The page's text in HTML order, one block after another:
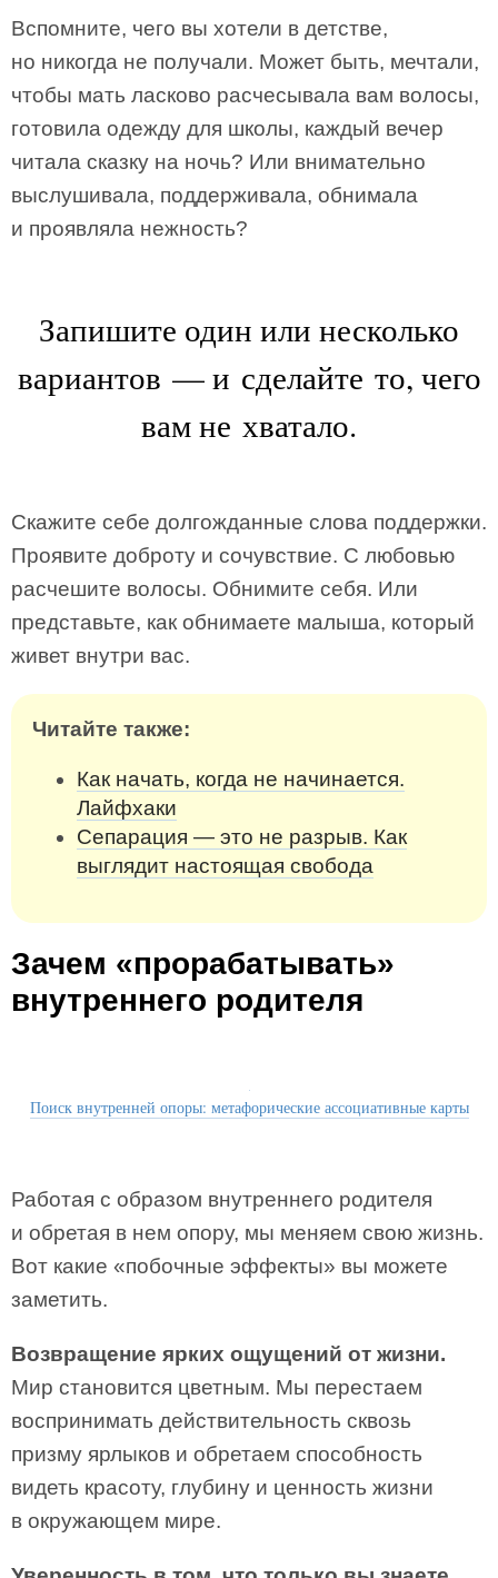
Вспомните, чего вы хотели в детстве,
но никогда не получали. Может быть, мечтали,
чтобы мать ласково расчесывала вам волосы,
готовила одежду для школы, каждый вечер
читала сказку на ночь? Или внимательно
выслушивала, поддерживала, обнимала
и проявляла нежность?
Запишите один или несколько
вариантов — и сделайте то, чего
вам не хватало.
Скажите себе долгожданные слова поддержки.
Проявите доброту и сочувствие. С любовью
расчешите волосы. Обнимите себя. Или
представьте, как обнимаете малыша, который
живет внутри вас.
Читайте также:
Как начать, когда не начинается.
Лайфхаки
Сепарация — это не разрыв. Как
выглядит настоящая свобода
Зачем «прорабатывать»
внутреннего родителя
Поиск внутренней опоры: метафорические ассоциативные карты
Работая с образом внутреннего родителя
и обретая в нем опору, мы меняем свою жизнь.
Вот какие «побочные эффекты» вы можете
заметить.
Возвращение ярких ощущений от жизни.
Мир становится цветным. Мы перестаем
воспринимать действительность сквозь
призму ярлыков и обретаем способность
видеть красоту, глубину и ценность жизни
в окружающем мире.